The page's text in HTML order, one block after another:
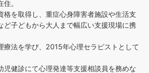
。
格を取得し、重症心身障害者施設や生活支
ど子どもから大人まで幅広い支援現場に携
療法を学び、2015年心理セラピストとして
児健診にて心理発達等支援相談員を務めな